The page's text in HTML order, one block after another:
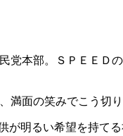
本部。ＳＰＥＥＤ
満面の笑みでこう切
が明るい希望を持て